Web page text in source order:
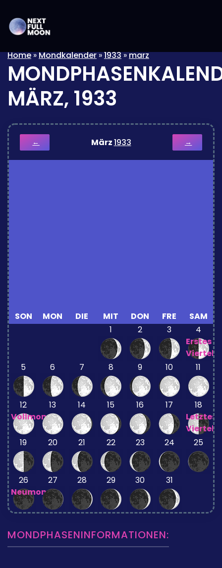
Home»Mondkalender»1933»marz
MÄRZ, 1933
← März1933 →
SON MON DIE MIT DON FRE
SAM
1
2 3
4
Erstes
Viertel
5
6 7 8 9 10 11
12
Vollmond
13 14 15 16 17
18
Letztes
Viertel
19
20 21 22 23 24 25
26
Neumond
27 28 29 30 31
MONDPHASENINFORMATIONEN: